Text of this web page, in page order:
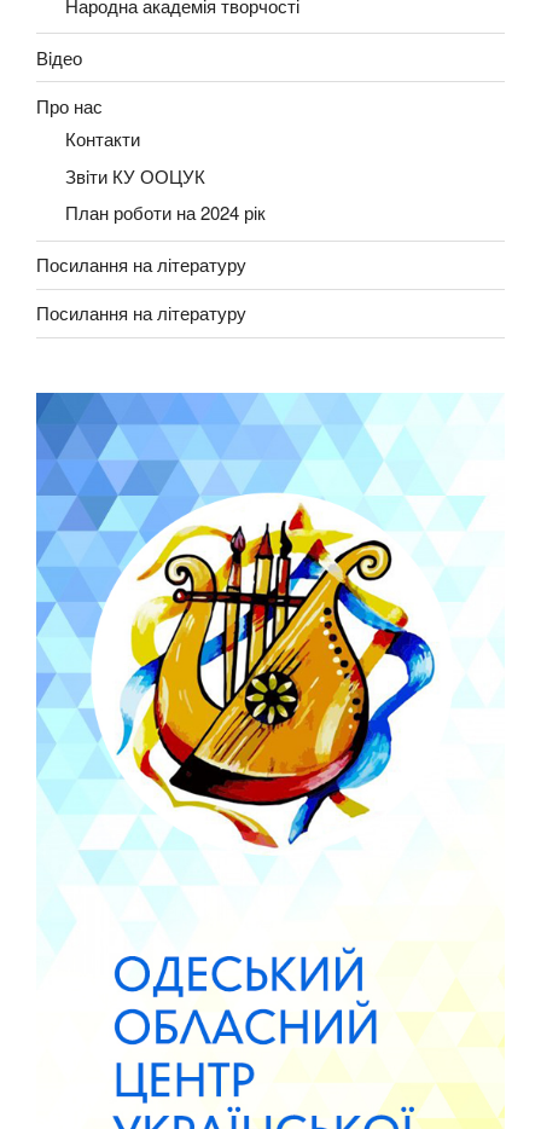
Народна академія творчості
Вiдео
Про нас
Контакти
Звiти КУ ООЦУК
План роботи на 2024 рік
Посилання на літературу
Посилання на літературу